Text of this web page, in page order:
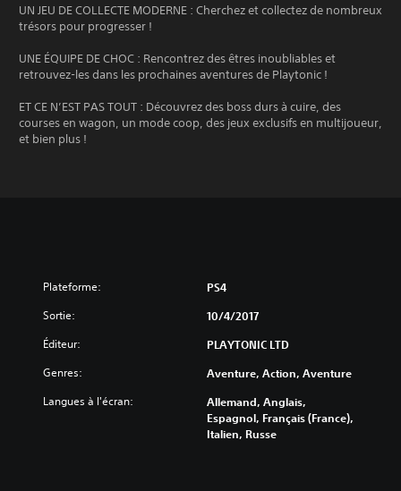
UN JEU DE COLLECTE MODERNE : Cherchez et collectez de nombreux
trésors pour progresser !
UNE ÉQUIPE DE CHOC : Rencontrez des êtres inoubliables et
retrouvez-les dans les prochaines aventures de Playtonic !
ET CE N’EST PAS TOUT : Découvrez des boss durs à cuire, des
courses en wagon, un mode coop, des jeux exclusifs en multijoueur,
et bien plus !
Plateforme: PS4
Sortie: 10/4/2017
Éditeur: PLAYTONIC LTD
Genres: Aventure, Action, Aventure
Langues à l'écran:
Allemand, Anglais,
Espagnol, Français (France),
Italien, Russe